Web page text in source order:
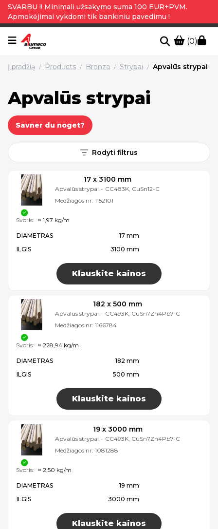
SVARBU !! Minimali užsakymo suma 100 EUR+PVM.
Apmokėjimai vykdomi tik bankiniu pavedimu !
(0)
Į pradžią / Products / Bronza / Strypai / Apvalūs strypai
Apvalūs strypai
Savner du noget?
Rodyti filtrus
17 x 3100 mm
Apvalūs strypai - CC483K, CuSn12-C
Medžiagos nr: 1152101
DIAMETRAS
17 mm
ILGIS
3100 mm
Klauskite kainos
Svoris: ≈ 1,97 kg/m
182 x 500 mm
Apvalūs strypai - CC493K, CuSn7Zn4Pb7-C
Medžiagos nr: 1166784
DIAMETRAS
182 mm
ILGIS
500 mm
Klauskite kainos
Svoris: ≈ 228,94 kg/m
19 x 3000 mm
Apvalūs strypai - CC493K, CuSn7Zn4Pb7-C
Medžiagos nr: 1081288
DIAMETRAS
19 mm
ILGIS
3000 mm
Klauskite kainos
Svoris: ≈ 2,50 kg/m